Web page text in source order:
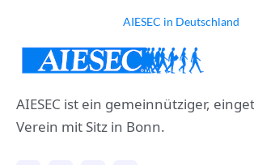
AIESEC in Deutschland
AIESEC ist ein gemeinnütziger,
Verein mit Sitz in Bonn.